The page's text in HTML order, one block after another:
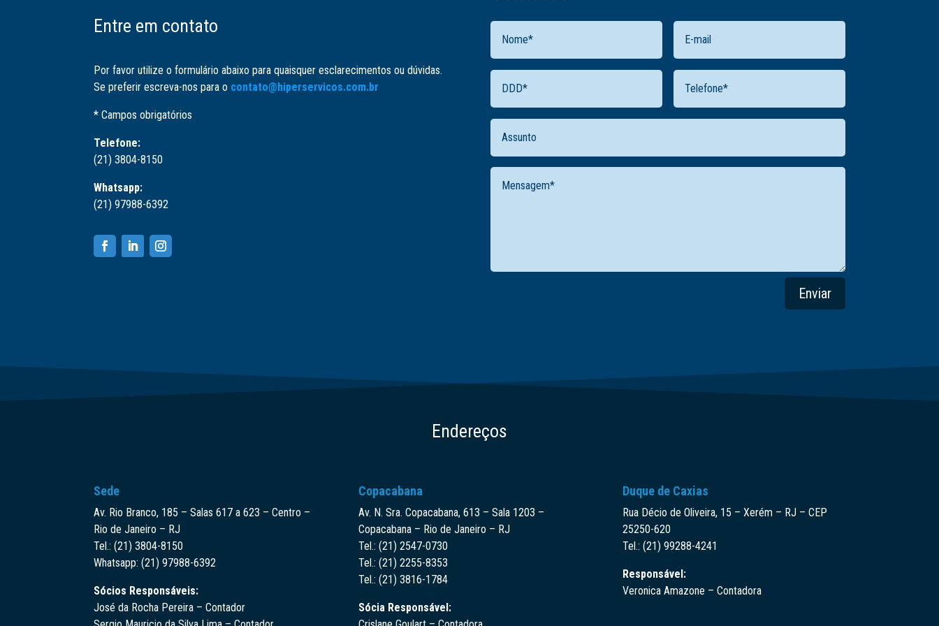
Entre em contato
Por favor utilize o formulário abaixo para quaisquer esclarecimentos ou dúvidas.
Se preferir escreva-nos para o contato@hiperservicos.com.br
* Campos obrigatórios
Telefone:
(21) 3804-8150
Whatsapp:
(21) 97988-6392
Enviar
Endereços
Sede
Av. Rio Branco, 185 – Salas 617 a 623 – Centro –
Rio de Janeiro – RJ
Tel.: (21) 3804-8150
Whatsapp: (21) 97988-6392
Sócios Responsáveis:
José da Rocha Pereira – Contador
Copacabana
Av. N. Sra. Copacabana, 613 – Sala 1203 –
Copacabana – Rio de Janeiro – RJ
Tel.: (21) 2547-0730
Tel.: (21) 2255-8353
Tel.: (21) 3816-1784
Sócia Responsável:
Duque de Caxias
Rua Décio de Oliveira, 15 – Xerém – RJ – CEP
25250-620
Tel.: (21) 99288-4241
Responsável:
Veronica Amazone – Contadora